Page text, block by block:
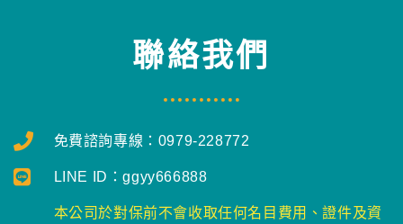
聯絡我們
免費諮詢專線：0979-228772
LINE ID：ggyy666888
本公司於對保前不會收取任何名目費用、證件及資